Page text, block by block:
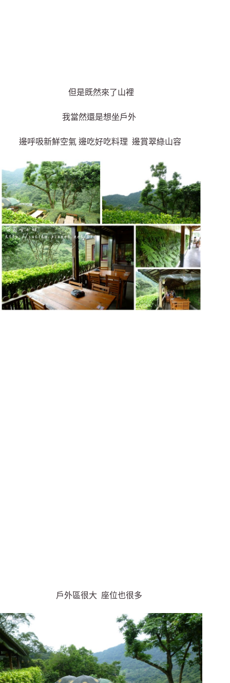
但是既然來了山裡
我當然還是想坐戶外
邊呼吸新鮮空氣 邊吃好吃料理 邊賞翠綠山容
戶外區很大 座位也很多